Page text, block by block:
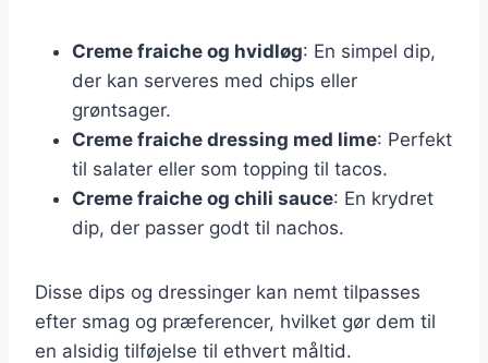
Creme fraiche og hvidløg: En simpel dip,
der kan serveres med chips eller
grøntsager.
Creme fraiche dressing med lime: Perfekt
til salater eller som topping til tacos.
Creme fraiche og chili sauce: En krydret
dip, der passer godt til nachos.
Disse dips og dressinger kan nemt tilpasses
efter smag og præferencer, hvilket gør dem til
en alsidig tilføjelse til ethvert måltid.